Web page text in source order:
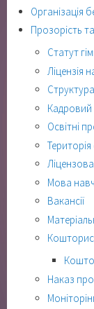
Організація
Прозорість
Статут
Ліцензія
Кадровий
Освітні
Мова
Вакансії
Наказ